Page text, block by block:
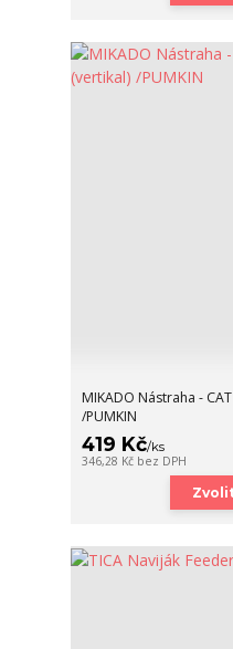
MIKADO Nástraha -
/PUMKIN
419 Kč/ks
346,28 Kč bez DPH